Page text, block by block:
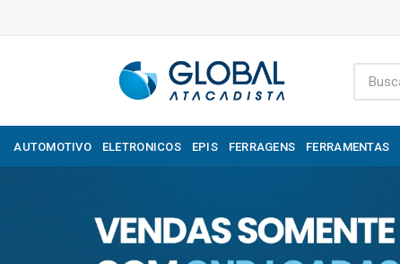
AUTOMOTIVO ELETRONICOS EPIS FERRAGENS FERRAMENTAS